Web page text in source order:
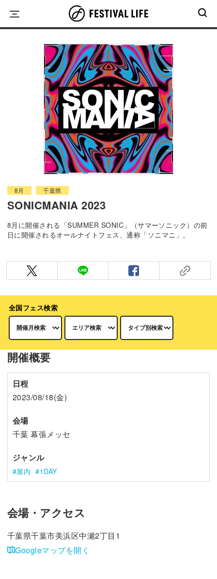
content
8月 千葉県
SONICMANIA 2023
8月に開催される「SUMMER SONIC」（サマーソニック）の前
日に開催されるオールナイトフェス、通称「ソニマニ」。
全国フェス検索
開催概要
日程
2023/08/18(金)
会場
千葉 幕張メッセ
ジャンル
屋内 1DAY
会場・アクセス
千葉県千葉市美浜区中瀬2丁目1
Googleマップを開く